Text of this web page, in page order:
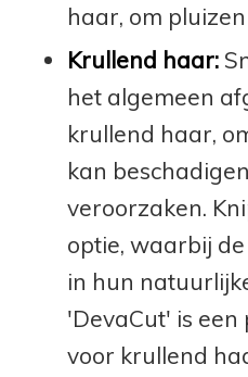
haar, om
Krullend haar:
het algemeen
krullend haar,
kan
veroorzaken.
optie, waarbij
in hun
'DevaCut' is
voor krullend